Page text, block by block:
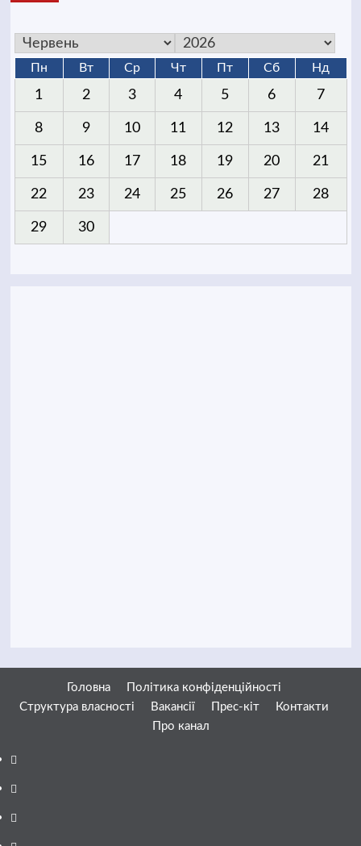
Пн Вт Ср Чт Пт Сб Нд
1 2 3 4 5 6 7
8 9 10 11 12 13 14
15 16 17 18 19 20 21
22 23 24 25 26 27 28
29 30
Головна
Політика конфіденційності
Структура власності
Вакансії Прес-кіт
Контакти
Про канал
Facebook
YouTube
Telegram